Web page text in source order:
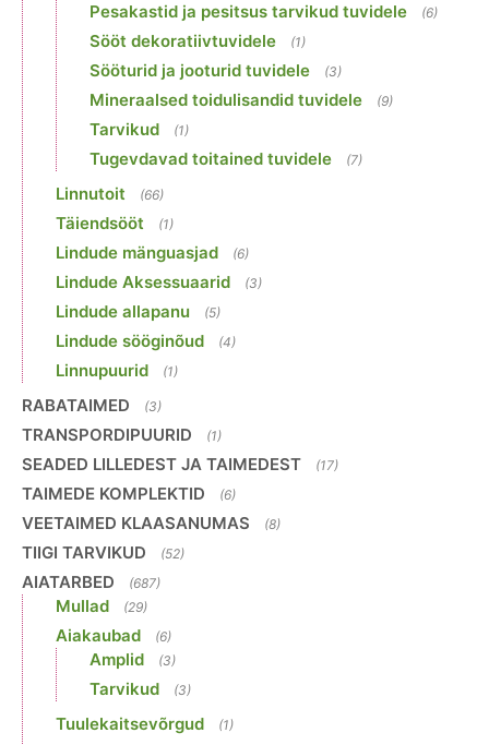
Pesakastid ja pesitsus tarvikud tuvidele (6)
Sööt dekoratiivtuvidele (1)
Sööturid ja jooturid tuvidele (3)
Mineraalsed toidulisandid tuvidele (9)
Tarvikud (1)
Tugevdavad toitained tuvidele (7)
Linnutoit (66)
Täiendsööt (1)
Lindude mänguasjad (6)
Lindude Aksessuaarid (3)
Lindude allapanu (5)
Lindude sööginõud (4)
Linnupuurid (1)
RABATAIMED (3)
TRANSPORDIPUURID (1)
SEADED LILLEDEST JA TAIMEDEST (17)
TAIMEDE KOMPLEKTID (6)
VEETAIMED KLAASANUMAS (8)
TIIGI TARVIKUD (52)
AIATARBED (687)
Mullad (29)
Aiakaubad (6)
Amplid (3)
Tarvikud (3)
Tuulekaitsevõrgud (1)